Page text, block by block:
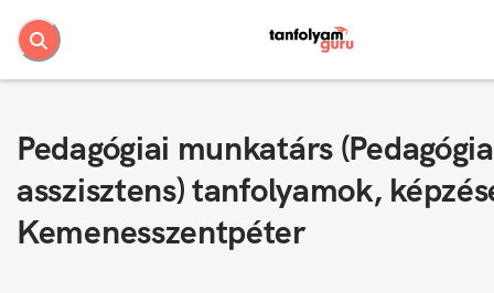
Pedagógiai munkatárs
asszisztens) tanfolyamok,
Kemenesszentpéter